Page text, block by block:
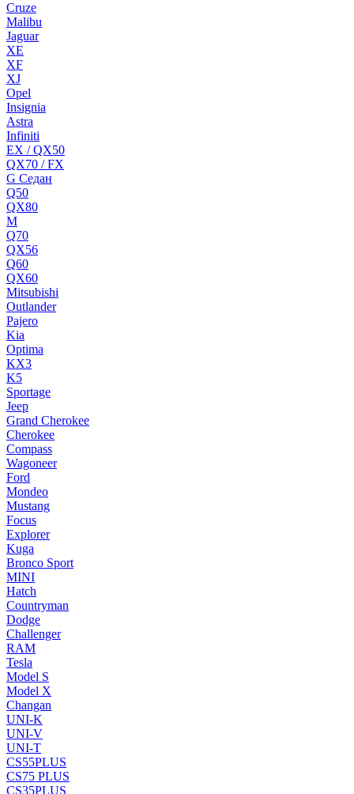
Cruze
Malibu
Jaguar
XE
XF
XJ
Opel
Insignia
Astra
Infiniti
EX / QX50
QX70 / FX
G Cедан
Q50
QX80
M
Q70
QX56
Q60
QX60
Mitsubishi
Outlander
Pajero
Kia
Optima
KX3
K5
Sportage
Jeep
Grand Cherokee
Cherokee
Compass
Wagoneer
Ford
Mondeo
Mustang
Focus
Explorer
Kuga
Bronco Sport
MINI
Hatch
Countryman
Dodge
Challenger
RAM
Tesla
Model S
Model X
Changan
UNI-K
UNI-V
UNI-T
CS55PLUS
CS75 PLUS
CS35PLUS